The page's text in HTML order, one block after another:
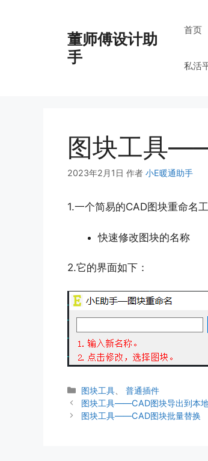
董师傅设计助
手
首页
私活
图块工具
2023年2月1日 作者 小E暖通助手
1.一个简易的CAD图块重命名
快速修改图块的名称
2.它的界面如下：
分
类
图块工具 、普通插件
图块工具——CAD图块导出到本
图块工具——CAD图块批量替换